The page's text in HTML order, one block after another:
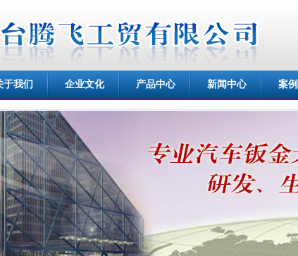
于我们 企业文化 产品中心 新闻中心 案